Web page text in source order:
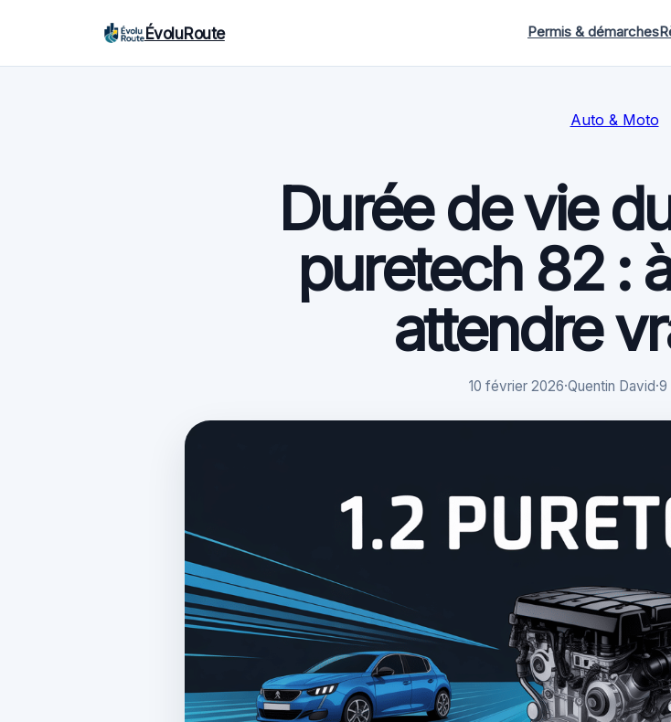
ÉvoluRoute Permis & démarches
Auto & Moto
Durée de vie
puretech 82 :
attendre
10 février 2026·Quentin David·9